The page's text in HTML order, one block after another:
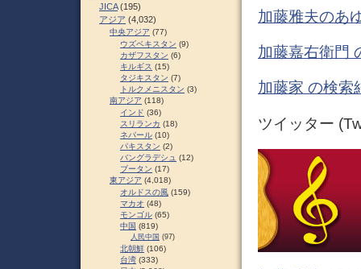
加藤雅夫のあ
加藤嘉右衛門
加藤家 の検索
ツイッター
JICA(195)
アジア (4,032)
中央アジア (77)
ウズベキスタン (9)
カザフスタン (6)
キルギス (15)
タジキスタン (7)
トルクメニスタン (3)
南アジア (118)
インド (36)
スリランカ (18)
ネパール (10)
パキスタン (2)
バングラデシュ (12)
ブータン (17)
東アジア (4,018)
オルドスの風 (159)
マカオ (48)
モンゴル (65)
中国 (819)
人民中国 (97)
北朝鮮 (106)
台湾 (333)